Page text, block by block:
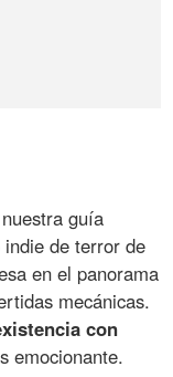
guía
de terror de
en el panorama
mecánicas.
con
emocionante.